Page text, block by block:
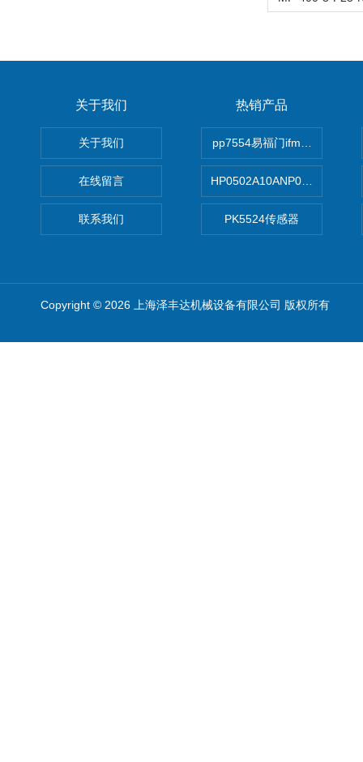
关于我们
关于我们
在线留言
联系我们
热销产品
pp7554易福门ifm传感器
HP0502A10ANP01滤芯 Mp
PK5524传感器
Copyright © 2026 上海泽丰达机械设备有限公司 版权所有